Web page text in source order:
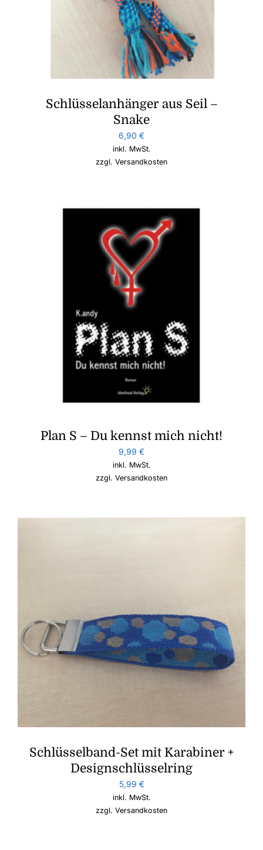
Schlüsselanhänger aus Seil –
Snake
6,90 €
inkl. MwSt.
zzgl. Versandkosten
Plan S – Du kennst mich nicht!
9,99 €
inkl. MwSt.
zzgl. Versandkosten
Schlüsselband-Set mit Karabiner +
Designschlüsselring
5,99 €
inkl. MwSt.
zzgl. Versandkosten